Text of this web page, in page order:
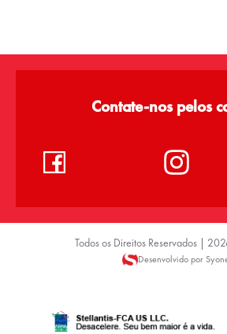
Contate-nos pelos
Todos os Direitos Reservados |
Desenvolvido por